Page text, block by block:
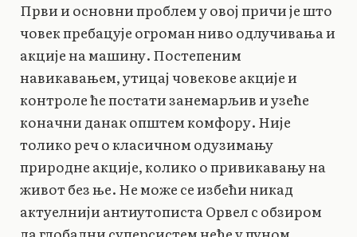
Први и основни проблем у овој причи је што
човек пребацује огроман ниво одлучивања и
акције на машину. Постепеним
навикавањем, утицај човекове акције и
контроле ће постати занемарљив и узеће
коначни данак општем комфору. Није
толико реч о класичном одузимању
природне акције, колико о привикавању на
живот без ње. Не може се избећи никад
актуелнији антиутописта Орвел с обзиром